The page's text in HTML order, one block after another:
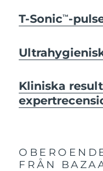
T-SonicTM -
Kliniska
FRÅN